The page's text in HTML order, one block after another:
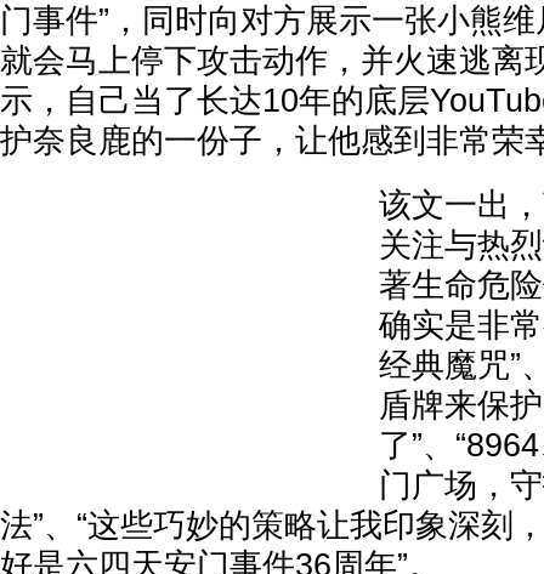
门事件”，同时向对方展示一张小熊
就会马上停下攻击动作，并火速逃离
示，自己当了长达10年的底层
护奈良鹿的一份子，让他感到非常荣
该文一出
关注与热
著生命危
确实是非
经典魔咒”
盾牌来保
了”、
门广场，
法”、“这些巧妙的策略让我印象深刻
好是六四天安门事件36周年”。